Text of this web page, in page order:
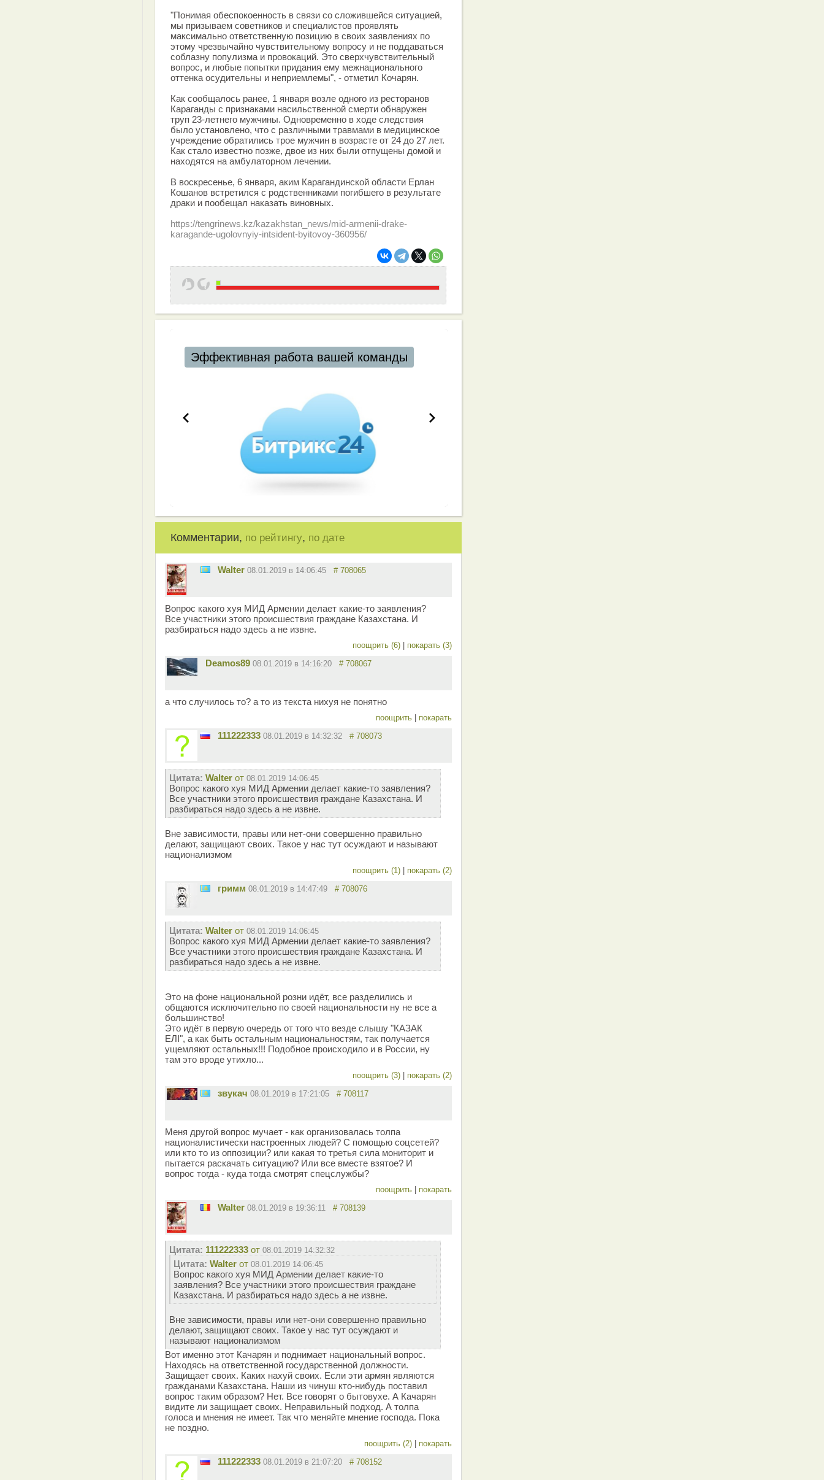
"Понимая обеспокоенность в связи со сложившейся ситуацией,
мы призываем советников и специалистов проявлять
максимально ответственную позицию в своих заявлениях по
этому чрезвычайно чувствительному вопросу и не поддаваться
соблазну популизма и провокаций. Это сверхчувствительный
вопрос, и любые попытки придания ему межнационального
оттенка осудительны и неприемлемы", - отметил Кочарян.
Как сообщалось ранее, 1 января возле одного из ресторанов
Караганды с признаками насильственной смерти обнаружен
труп 23-летнего мужчины. Одновременно в ходе следствия
было установлено, что с различными травмами в медицинское
учреждение обратились трое мужчин в возрасте от 24 до 27 лет.
Как стало известно позже, двое из них были отпущены домой и
находятся на амбулаторном лечении.
В воскресенье, 6 января, аким Карагандинской области Ерлан
Кошанов встретился с родственниками погибшего в результате
драки и пообещал наказать виновных.
https://tengrinews.kz/kazakhstan_news/mid-armenii-drake-
karagande-ugolovnyiy-intsident-byitovoy-360956/
Эффективная работа вашей команды
Комментарии, по рейтингу, по дате
Walter 08.01.2019 в 14:06:45 # 708065
Вопрос какого хуя МИД Армении делает какие-то заявления?
Все участники этого происшествия граждане Казахстана. И
разбираться надо здесь а не извне.
поощрить (6) покарать (3)
Deamos89 08.01.2019 в 14:16:20 # 708067
а что случилось то? а то из текста нихуя не понятно
поощрить покарать
111222333 08.01.2019 в 14:32:32 # 708073
Цитата: Walter от 08.01.2019 14:06:45
Вопрос какого хуя МИД Армении делает какие-то заявления?
Все участники этого происшествия граждане Казахстана. И
разбираться надо здесь а не извне.
Вне зависимости, правы или нет-они совершенно правильно
делают, защищают своих. Такое у нас тут осуждают и называют
национализмом
поощрить (1) покарать (2)
гримм 08.01.2019 в 14:47:49 # 708076
Цитата: Walter от 08.01.2019 14:06:45
Вопрос какого хуя МИД Армении делает какие-то заявления?
Все участники этого происшествия граждане Казахстана. И
разбираться надо здесь а не извне.
Это на фоне национальной розни идёт, все разделились и
общаются исключительно по своей национальности ну не все а
большинство!
Это идёт в первую очередь от того что везде слышу "КАЗАК
ЕЛI", а как быть остальным национальностям, так получается
ущемляют остальных!!! Подобное происходило и в России, ну
там это вроде утихло...
поощрить (3) покарать (2)
звукач 08.01.2019 в 17:21:05 # 708117
Меня другой вопрос мучает - как организовалась толпа
националистически настроенных людей? С помощью соцсетей?
или кто то из оппозиции? или какая то третья сила мониторит и
пытается раскачать ситуацию? Или все вместе взятое? И
вопрос тогда - куда тогда смотрят спецслужбы?
поощрить покарать
Walter 08.01.2019 в 19:36:11 # 708139
Цитата: 111222333 от 08.01.2019 14:32:32
Цитата: Walter от 08.01.2019 14:06:45
Вопрос какого хуя МИД Армении делает какие-то
заявления? Все участники этого происшествия граждане
Казахстана. И разбираться надо здесь а не извне.
Вне зависимости, правы или нет-они совершенно правильно
делают, защищают своих. Такое у нас тут осуждают и
называют национализмом
Вот именно этот Качарян и поднимает национальный вопрос.
Находясь на ответственной государственной должности.
Защищает своих. Каких нахуй своих. Если эти армян являются
гражданами Казахстана. Наши из чинуш кто-нибудь поставил
вопрос таким образом? Нет. Все говорят о бытовухе. А Качарян
видите ли защищает своих. Неправильный подход. А толпа
голоса и мнения не имеет. Так что меняйте мнение господа. Пока
не поздно.
поощрить (2) покарать
111222333 08.01.2019 в 21:07:20 # 708152